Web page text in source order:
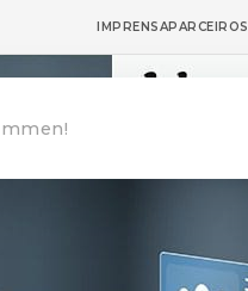
IMPRENSAPARCEIROS